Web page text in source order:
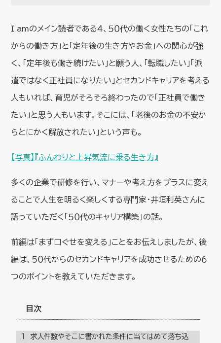
I amのメイン読者である４、５０代の働く女性たちの「これ
からの働き方」と「定年後の生き方やお金」への関心が強
く、「定年後も働き続けたい」と願う人、「転職したい」「派
遣ではなく正社員になりたい」とセカンドキャリアを考える
人もいれば、育児がそろそろ終わったので「正社員で働き
たい」と思う人もいます。そこには、「老後のお金の不安か
らとにかく解放されたい」という声も。
【写真】『ふんわりと上昇気流に乗る生き方』
多くの企業で研修を行い、マナーや考え方をプラスに変え
ることで人生を明るく楽しくする専門家・井垣利英さんに
語っていただく「５０代のキャリア構築」の話。
前編は「まず口ぐせを変える」ことをお伝えしましたが、後
編は、５０代からのセカンドキャリアを成功させるための６
つのポイントを教えていただきます。
目次
１ 求人件数やそこに書かれた条件に当てはめて落ち込